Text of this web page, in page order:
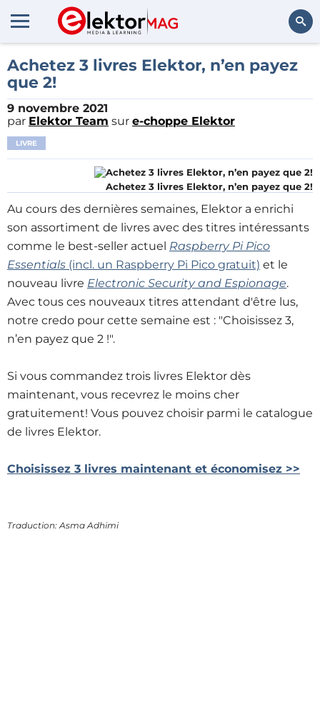
Rechercher
Achetez 3 livres Elektor, n’en payez
que 2!
9 novembre 2021
par Elektor Team sur e-choppe Elektor
LIVRE
Achetez 3 livres Elektor, n’en payez que 2!
Au cours des dernières semaines, Elektor a enrichi
son assortiment de livres avec des titres intéressants
comme le best-seller actuel Raspberry Pi Pico
Essentials (incl. un Raspberry Pi Pico gratuit) et le
nouveau livre Electronic Security and Espionage.
Avec tous ces nouveaux titres attendant d'être lus,
notre credo pour cette semaine est : "Choisissez 3,
n’en payez que 2 !".
Si vous commandez trois livres Elektor dès
maintenant, vous recevrez le moins cher
gratuitement! Vous pouvez choisir parmi le catalogue
de livres Elektor.
Choisissez 3 livres maintenant et économisez >>
Traduction: Asma Adhimi